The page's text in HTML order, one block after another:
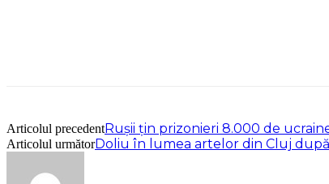
Articolul precedentRușii țin prizonieri 8.000 de
Articolul următorDoliu în lumea artelor din Cluj